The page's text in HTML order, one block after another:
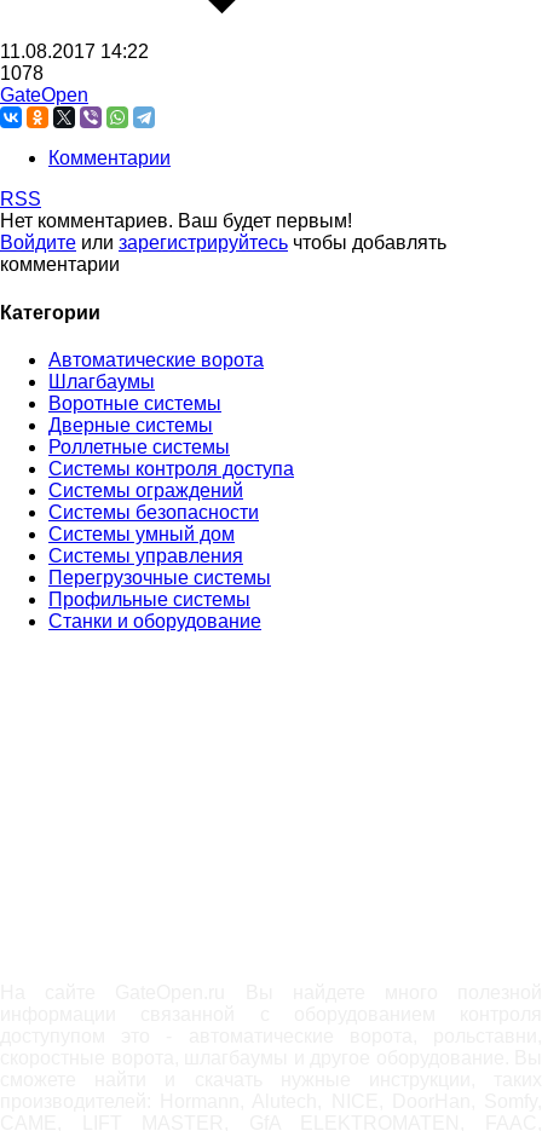
11.08.2017 14:22
1078
GateOpen
Комментарии
RSS
Нет комментариев. Ваш будет первым!
Войдите или зарегистрируйтесь чтобы добавлять
комментарии
Категории
Автоматические ворота
Шлагбаумы
Воротные системы
Дверные системы
Роллетные системы
Системы контроля доступа
Системы ограждений
Системы безопасности
Системы умный дом
Системы управления
Перегрузочные системы
Профильные системы
Станки и оборудование